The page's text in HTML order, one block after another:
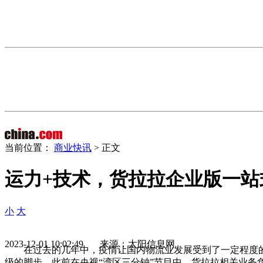
当前位置： 商业快讯 > 正文
运力+技术，货拉拉企业版一
小 大
2023-12-01 10:02:49 来源：太阳信息网
在过去的几年中，疫情让国内物流业发展受到了一定程